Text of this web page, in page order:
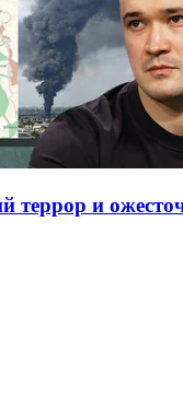
террор и